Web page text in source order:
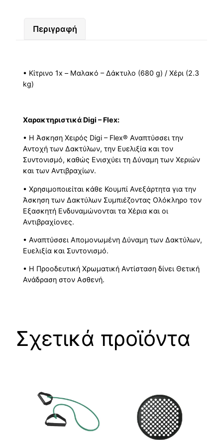
Περιγραφή
• Κίτρινο 1x – Μαλακό – Δάκτυλο (680 g) / Χέρι (2.3
kg)
Xαρακτηριστικά Digi – Flex:
• Η Άσκηση Χειρός Digi – Flex®Αναπτύσσει την
Αντοχή των Δακτύλων, την Ευελιξία και τον
Συντονισμό, καθώς Ενισχύει τη Δύναμη των Χεριών
και των Αντιβραχίων.
• Χρησιμοποιείται κάθε Κουμπί Ανεξάρτητα για την
Άσκηση των Δακτύλων Συμπιέζοντας Ολόκληρο τον
Εξασκητή Ενδυναμώνονται τα Χέρια και οι
Αντιβραχίονες.
• Αναπτύσσει Απομονωμένη Δύναμη των Δακτύλων,
Ευελιξία και Συντονισμό.
• Η Προοδευτική Χρωματική Αντίσταση δίνει Θετική
Ανάδραση στον Ασθενή.
Σχετικά προϊόντα